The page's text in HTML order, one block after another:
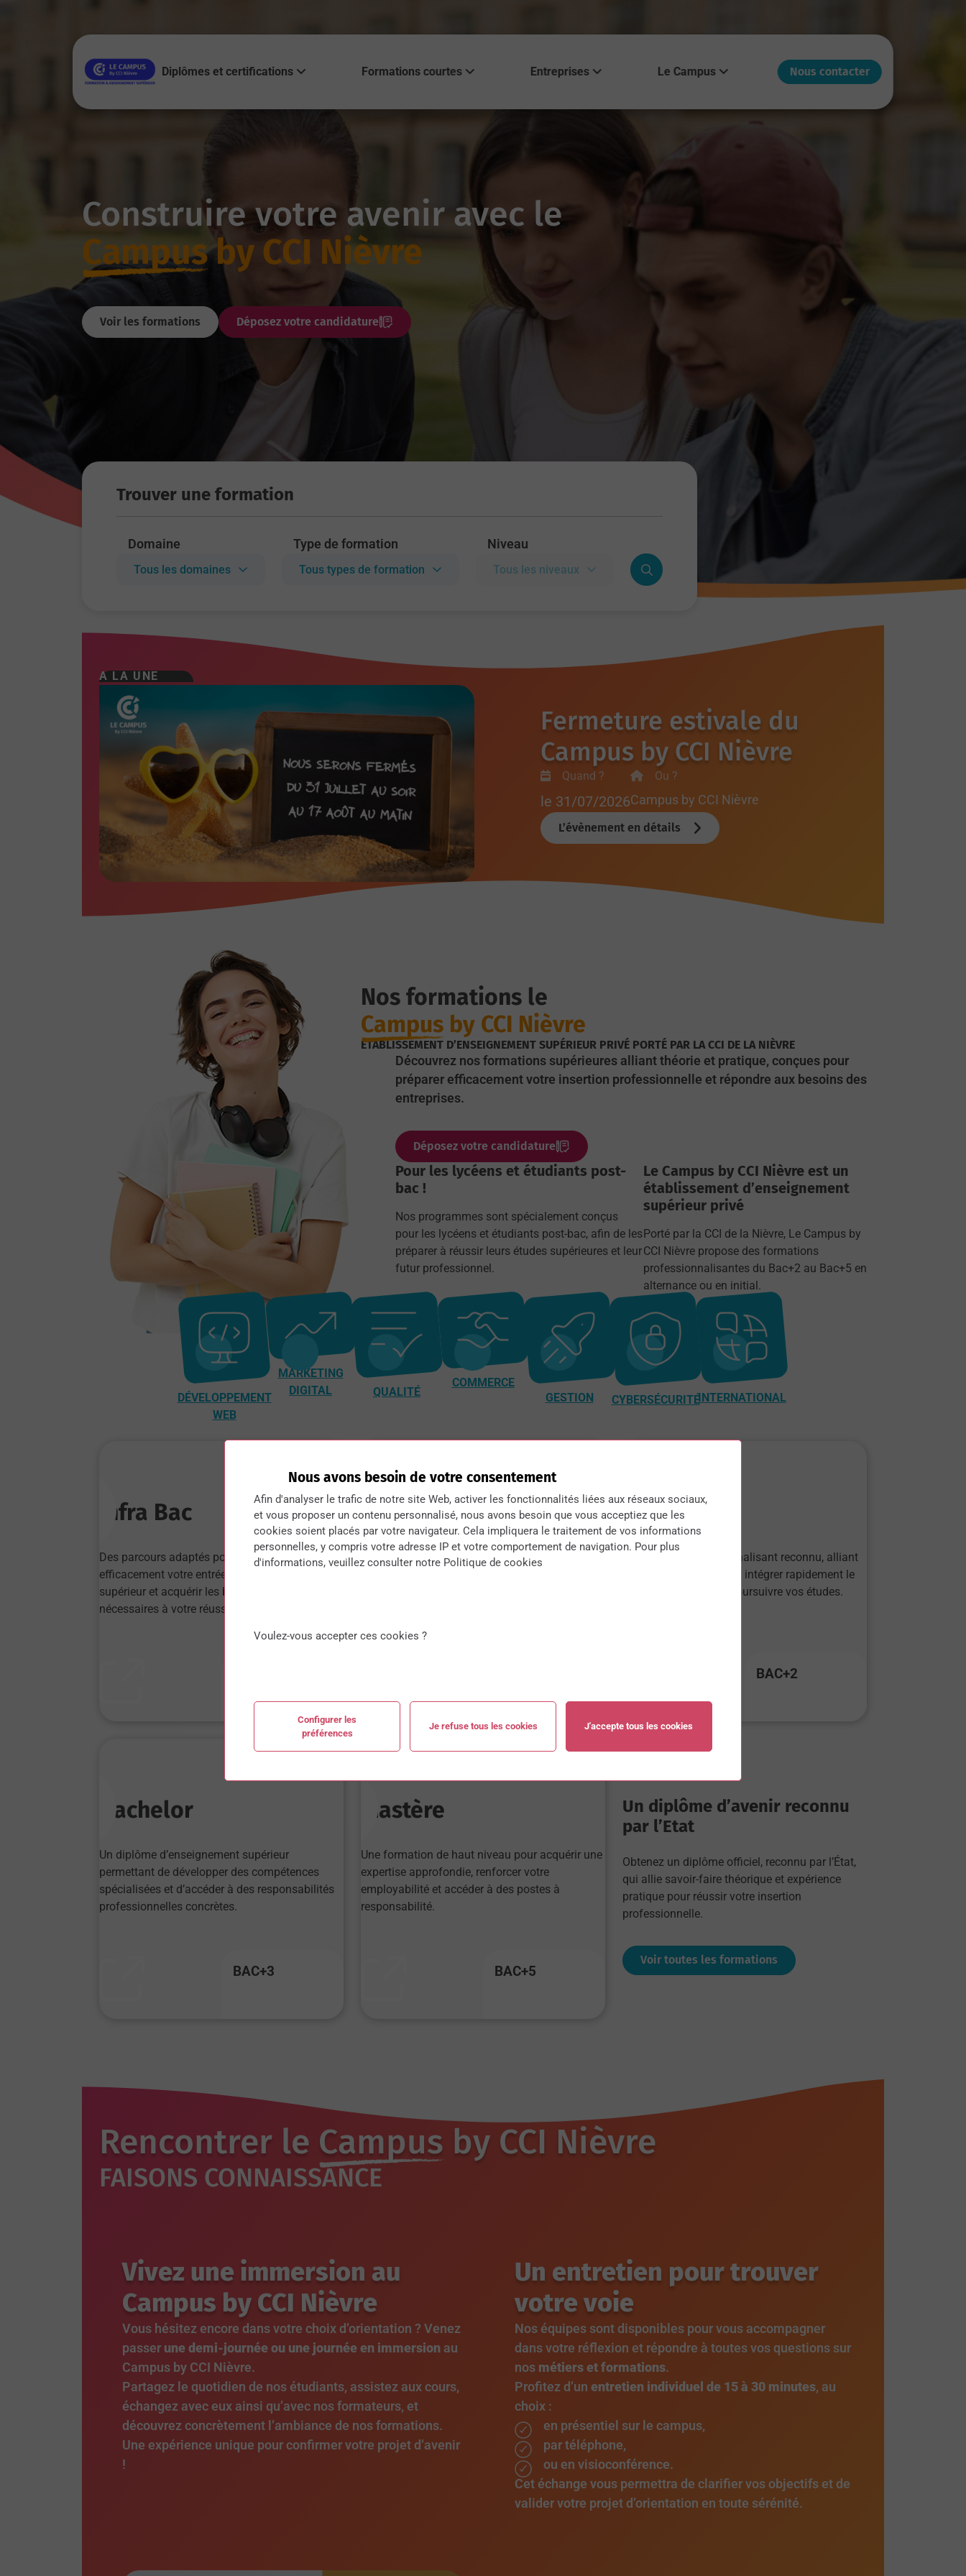
Diplômes et certifications Formations courtes Entreprises Le Campus Nous contacter
Construire votre avenir avec le
Campusby CCI Nièvre
Voir les formations Déposez votre candidature
Trouver une formation
Domaine
Tous les domaines
Type de formation
Tous types de formation
Niveau
Tous les niveaux
A LA UNE
Fermeture estivale du
Campus by CCI Nièvre
Quand ?
le 31/07/2026
Ou ?
Campus by CCI Nièvre
L’évènement en détails
Nos formations le
Campus by CCI Nièvre
ÉTABLISSEMENT D’ENSEIGNEMENT SUPÉRIEUR PRIVÉ PORTÉ PAR LA CCI DE LA NIÈVRE
Découvrez nos formations supérieures alliant théorie et pratique, conçues pour
préparer efficacement votre insertion professionnelle et répondre aux besoins des
entreprises.
Déposez votre candidature
Pour les lycéens et étudiants post-
bac !
Nos programmes sont spécialement conçus
pour les lycéens et étudiants post-bac, afin de les
préparer à réussir leurs études supérieures et leur
futur professionnel.
Le Campus by CCI Nièvre est un
établissement d’enseignement
supérieur privé
Porté par la CCI de la Nièvre, Le Campus by
CCI Nièvre propose des formations
professionnalisantes du Bac+2 au Bac+5 en
alternance ou en initial.
DÉVELOPPEMENT
WEB
MARKETING
DIGITAL
QUALITÉ
COMMERCE
GESTION
CYBERSÉCURITÉINTERNATIONAL
Un diplôme d’avenir reconnu
par l’Etat
Obtenez un diplôme officiel, reconnu par l’État,
qui allie savoir-faire théorique et expérience
pratique pour réussir votre insertion
professionnelle.
Voir toutes les formations
Infra Bac
Des parcours adaptés pour préparer
efficacement votre entrée dans l’enseignement
supérieur et acquérir les bases solides
nécessaires à votre réussite.
Niveau bac
Des formations post-bac conçues pour
BTS
Un diplôme professionnalisant reconnu, alliant
théorie et pratique, pour intégrer rapidement le
marché du travail ou poursuivre vos études.
BAC+2
Bachelor
Un diplôme d’enseignement supérieur
permettant de développer des compétences
spécialisées et d’accéder à des responsabilités
professionnelles concrètes.
BAC+3
Mastère
Une formation de haut niveau pour acquérir une
expertise approfondie, renforcer votre
employabilité et accéder à des postes à
responsabilité.
BAC+5
Rencontrer le Campus by CCI Nièvre
FAISONS CONNAISSANCE
Vivez une immersion au
Campus by CCI Nièvre
Vous hésitez encore dans votre choix d’orientation ? Venez
passer une demi-journée ou une journée en immersion au
Campus by CCI Nièvre.
Partagez le quotidien de nos étudiants, assistez aux cours,
échangez avec eux ainsi qu’avec nos formateurs, et
découvrez concrètement l’ambiance de nos formations.
Une expérience unique pour confirmer votre projet d’avenir
!
Un entretien pour trouver
votre voie
Nos équipes sont disponibles pour vous accompagner
dans votre réflexion et répondre à toutes vos questions sur
nos métiers et formations.
Profitez d’un entretien individuel de 15 à 30 minutes, au
choix :
en présentiel sur le campus,
par téléphone,
ou en visioconférence.
Cet échange vous permettra de clarifier vos objectifs et de
valider votre projet d’orientation en toute sérénité.
Nous avons besoin de votre consentement
Afin d'analyser le trafic de notre site Web, activer les fonctionnalités liées aux réseaux sociaux,
et vous proposer un contenu personnalisé, nous avons besoin que vous acceptiez que les
cookies soient placés par votre navigateur. Cela impliquera le traitement de vos informations
personnelles, y compris votre adresse IP et votre comportement de navigation. Pour plus
d'informations, veuillez consulter notre Politique de cookies
Voulez-vous accepter ces cookies ?
Configurer les
préférences
Je refuse tous les cookies J'accepte tous les cookies